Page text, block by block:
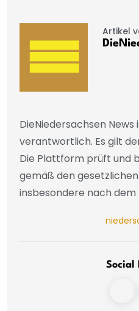
Artikel
DieNiedersachsen
verantwortlich. Es gilt
Die Plattform prüft und
gemäß den
insbesondere nach dem
Social